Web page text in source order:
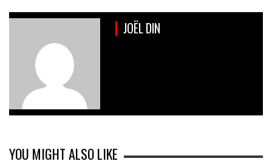
JOËL DIN
YOU MIGHT ALSO LIKE